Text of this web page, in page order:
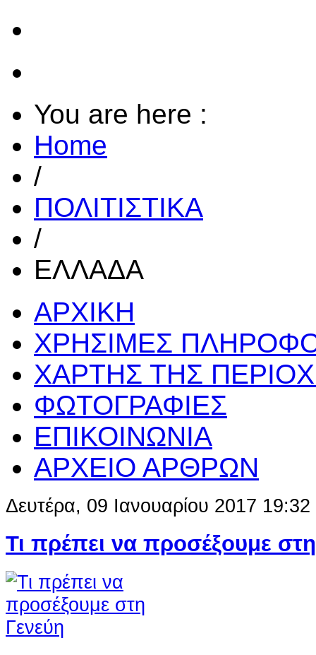
You are here :
Home
/
ΠΟΛΙΤΙΣΤΙΚΑ
/
ΕΛΛΑΔΑ
ΑΡΧΙΚΗ
ΧΡΗΣΙΜΕΣ
ΧΑΡΤΗΣ ΤΗΣ
ΦΩΤΟΓΡΑΦΙΕΣ
ΕΠΙΚΟΙΝΩΝΙΑ
ΑΡΧΕΙΟ ΑΡΘΡΩΝ
Δευτέρα, 09 Ιανουαρίου 2017 19:32
Τι πρέπει να προσέξουμε